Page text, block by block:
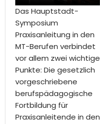
Das Hauptstadt-
Symposium
Praxisanleitung in den
MT-Berufen verbindet
vor allem zwei wichtige
Punkte: Die gesetzlich
vorgeschriebene
berufspädagogische
Fortbildung für
Praxisanleitende in den